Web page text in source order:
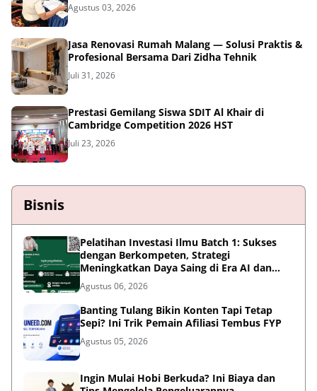
Agustus 03, 2026
Jasa Renovasi Rumah Malang — Solusi Praktis &
Profesional Bersama Dari Zidha Tehnik
Juli 31, 2026
Prestasi Gemilang Siswa SDIT Al Khair di
Cambridge Competition 2026 HST
Juli 23, 2026
Bisnis
Pelatihan Investasi Ilmu Batch 1: Sukses
dengan Berkompeten, Strategi
Meningkatkan Daya Saing di Era AI dan
Persaingan Global
Agustus 06, 2026
Banting Tulang Bikin Konten Tapi Tetap
Sepi? Ini Trik Pemain Afiliasi Tembus FYP
Agustus 05, 2026
Ingin Mulai Hobi Berkuda? Ini Biaya dan